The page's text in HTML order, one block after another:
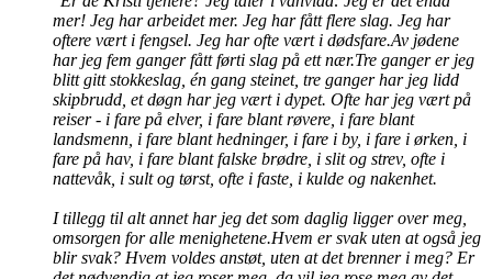
mer! Jeg har arbeidet mer. Jeg har fått flere slag. Jeg har
oftere vært i fengsel. Jeg har ofte vært i dødsfare.Av jødene
har jeg fem ganger fått førti slag på ett nær.Tre ganger er jeg
blitt gitt stokkeslag, én gang steinet, tre ganger har jeg lidd
skipbrudd, et døgn har jeg vært i dypet. Ofte har jeg vært på
reiser - i fare på elver, i fare blant røvere, i fare blant
landsmenn, i fare blant hedninger, i fare i by, i fare i ørken, i
fare på hav, i fare blant falske brødre, i slit og strev, ofte i
nattevåk, i sult og tørst, ofte i faste, i kulde og nakenhet.
I tillegg til alt annet har jeg det som daglig ligger over meg,
omsorgen for alle menighetene.Hvem er svak uten at også jeg
blir svak? Hvem voldes anstøt, uten at det brenner i meg? Er